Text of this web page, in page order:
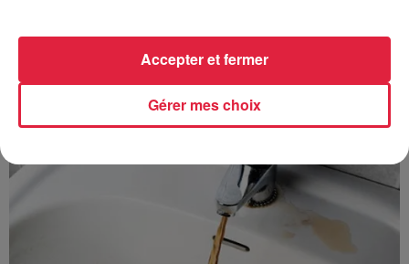
À découvrir également
Gérer mes choix
Accepter et fermer